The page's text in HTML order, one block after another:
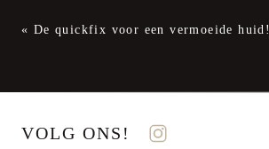
« De quickfix voor een vermoeide huid!
VOLG ONS!